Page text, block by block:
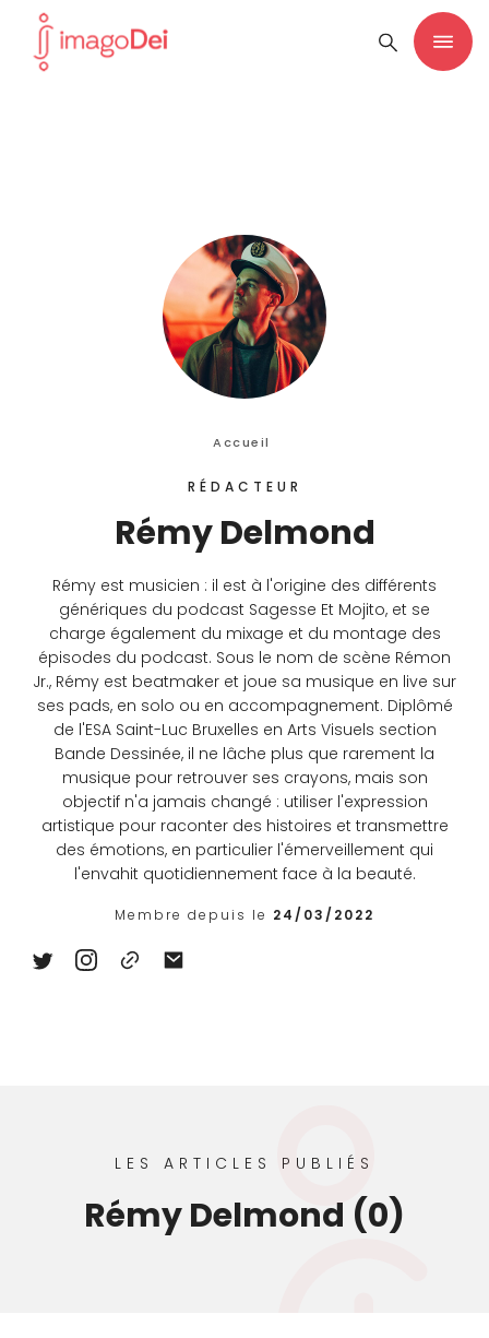
Accueil
RÉDACTEUR
Rémy Delmond
Rémy est musicien : il est à l'origine des différents
génériques du podcast Sagesse Et Mojito, et se
charge également du mixage et du montage des
épisodes du podcast. Sous le nom de scène Rémon
Jr., Rémy est beatmaker et joue sa musique en live sur
ses pads, en solo ou en accompagnement. Diplômé
de l'ESA Saint-Luc Bruxelles en Arts Visuels section
Bande Dessinée, il ne lâche plus que rarement la
musique pour retrouver ses crayons, mais son
objectif n'a jamais changé : utiliser l'expression
artistique pour raconter des histoires et transmettre
des émotions, en particulier l'émerveillement qui
l'envahit quotidiennement face à la beauté.
Membre depuis le 24/03/2022
LES ARTICLES PUBLIÉS
Rémy Delmond (0)